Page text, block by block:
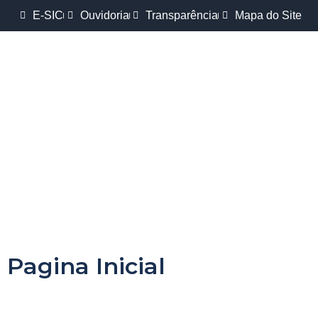
E-SIC Ouvidoria Transparência Mapa do Site
Pagina Inicial